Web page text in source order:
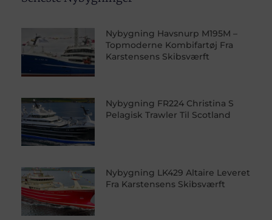
Nybygning Havsnurp M195M –
Topmoderne Kombifartøj Fra
Karstensens Skibsværft
Nybygning FR224 Christina S
Pelagisk Trawler Til Scotland
Nybygning LK429 Altaire Leveret
Fra Karstensens Skibsværft